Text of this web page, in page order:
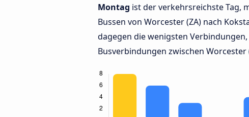
Montag ist der verkehrsreichste Tag,
Bussen von Worcester (ZA) nach
dagegen die wenigsten
Busverbindungen zwischen Worcester